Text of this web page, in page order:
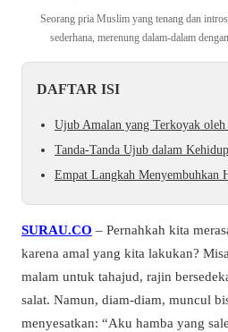
Seorang pria Muslim yang tenang dan
sederhana, merenung dalam-dalam
DAFTAR ISI
Ujub Amalan yang Terkoyak
Tanda-Tanda Ujub dalam
Empat Langkah Menyembuhkan
SURAU.CO – Pernahkah kita
karena amal yang kita lakukan?
malam untuk tahajud, rajin
salat. Namun, diam-diam, muncul
menyesatkan: “Aku hamba yang